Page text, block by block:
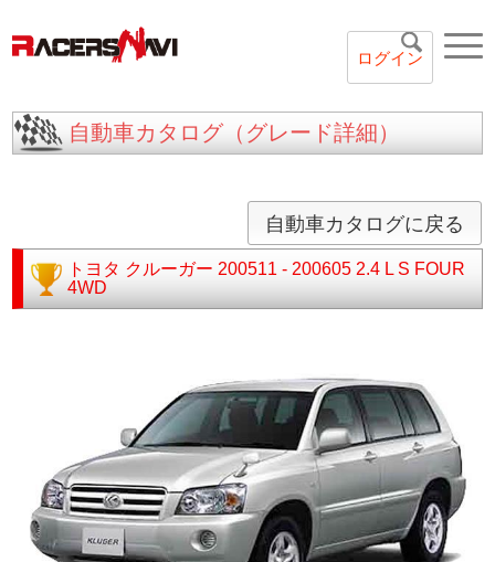
ログイン
自動車カタログ（グレード詳細）
自動車カタログに戻る
トヨタ クルーガー 200511 - 200605 2.4 L S FOUR
4WD